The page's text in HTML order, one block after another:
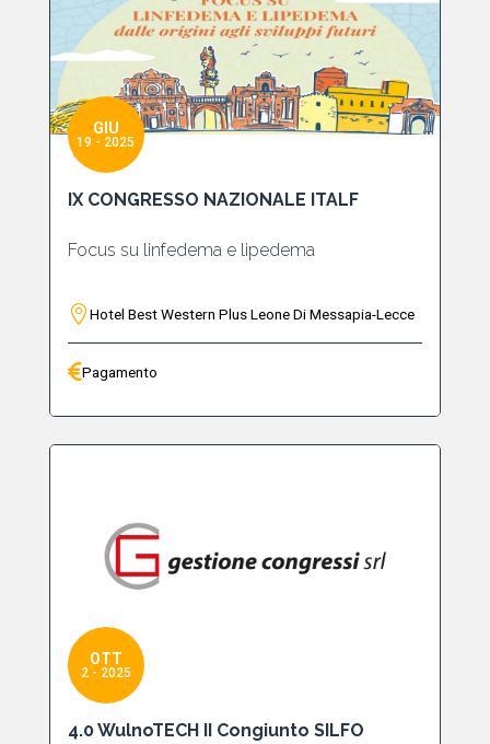
GIU
19 - 2025
IX CONGRESSO NAZIONALE ITALF
Focus su linfedema e lipedema
Hotel Best Western Plus Leone Di Messapia-Lecce
Pagamento
OTT
2 - 2025
4.0 WulnoTECH II Congiunto SILFO